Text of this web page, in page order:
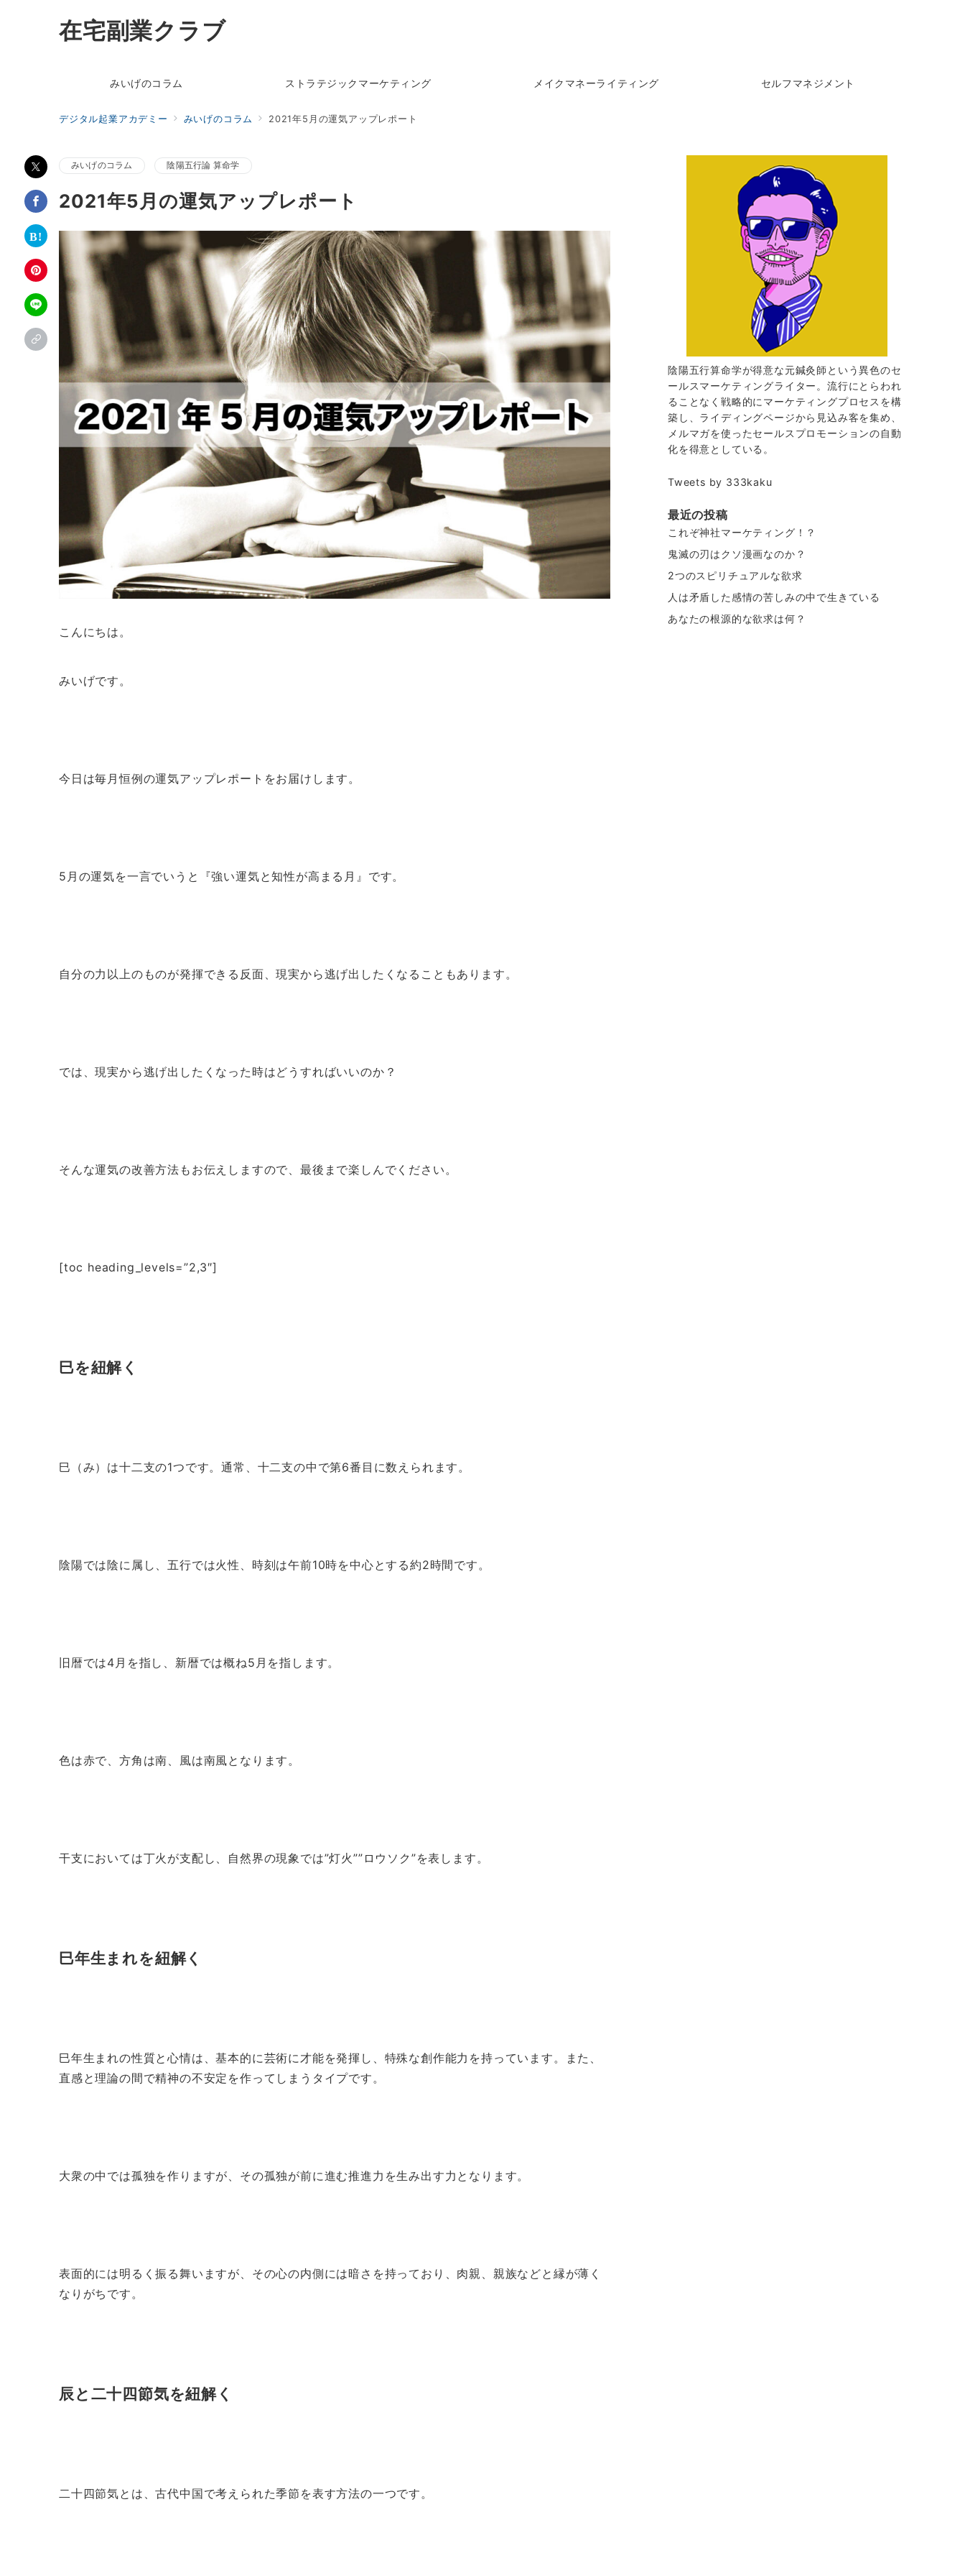
在宅副業クラブ
みいげのコラム ストラテジックマーケティング メイクマネーライティング セルフマネジメント
デジタル起業アカデミー みいげのコラム 2021年5月の運気アップレポート
みいげのコラム 陰陽五行論 算命学
2021年5月の運気アップレポート
こんにちは。
みいげです。
今日は毎月恒例の運気アップレポートをお届けします。
5月の運気を一言でいうと『強い運気と知性が高まる月』です。
自分の力以上のものが発揮できる反面、現実から逃げ出したくなることもあります。
では、現実から逃げ出したくなった時はどうすればいいのか？
そんな運気の改善方法もお伝えしますので、最後まで楽しんでください。
[toc heading_levels=”2,3″]
巳を紐解く
巳（み）は十二支の1つです。通常、十二支の中で第6番目に数えられます。
陰陽では陰に属し、五行では火性、時刻は午前10時を中心とする約2時間です。
旧暦では4月を指し、新暦では概ね5月を指します。
色は赤で、方角は南、風は南風となります。
干支においては丁火が支配し、自然界の現象では”灯火””ロウソク”を表します。
巳年生まれを紐解く
巳年生まれの性質と心情は、基本的に芸術に才能を発揮し、特殊な創作能力を持っています。また、
直感と理論の間で精神の不安定を作ってしまうタイプです。
大衆の中では孤独を作りますが、その孤独が前に進む推進力を生み出す力となります。
表面的には明るく振る舞いますが、その心の内側には暗さを持っており、肉親、親族などと縁が薄く
なりがちです。
辰と二十四節気を紐解く
二十四節気とは、古代中国で考えられた季節を表す方法の一つです。
陰陽五行算命学が得意な元鍼灸師という異色のセ
ールスマーケティングライター。流行にとらわれ
ることなく戦略的にマーケティングプロセスを構
築し、ライディングページから見込み客を集め、
メルマガを使ったセールスプロモーションの自動
化を得意としている。
Tweets by 333kaku
最近の投稿
これぞ神社マーケティング！？
鬼滅の刃はクソ漫画なのか？
2つのスピリチュアルな欲求
人は矛盾した感情の苦しみの中で生きている
あなたの根源的な欲求は何？